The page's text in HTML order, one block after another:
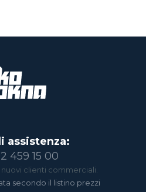
assistenza:
459 15 00
clienti commerciali.
secondo il listino prezzi